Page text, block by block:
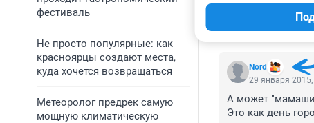
фестиваль
Не просто популярные: как
красноярцы создают места,
куда хочется возвращаться
Метеоролог предрек самую
мощную климатическую
Nord
29 января 2015,
А может
Это как день